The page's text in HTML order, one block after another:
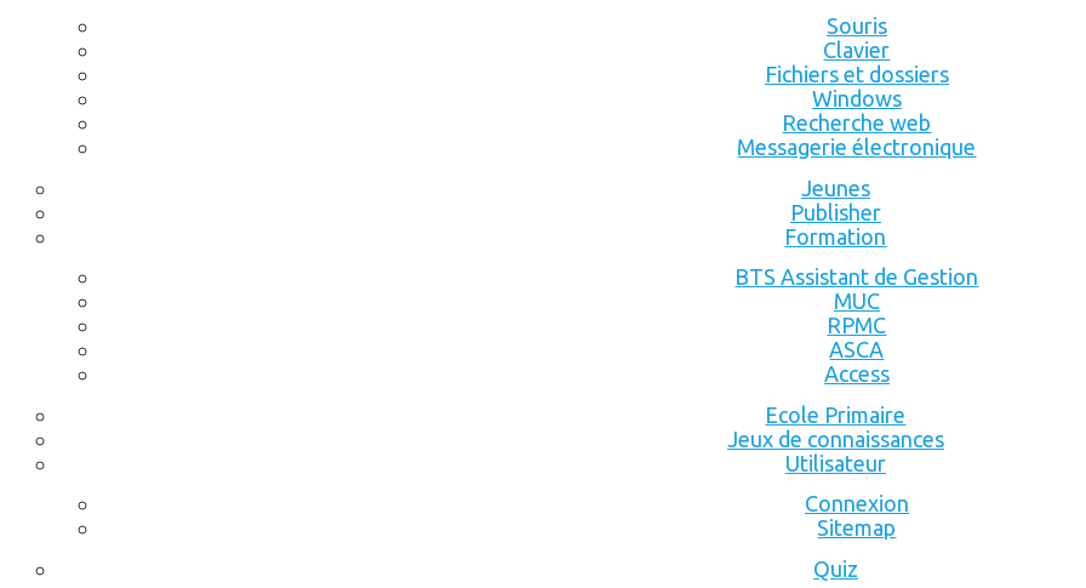
Souris
Clavier
Fichiers et dossiers
Windows
Recherche web
Messagerie électronique
Jeunes
Publisher
Formation
BTS Assistant de Gestion
MUC
RPMC
ASCA
Access
Ecole Primaire
Jeux de connaissances
Utilisateur
Connexion
Sitemap
Quiz